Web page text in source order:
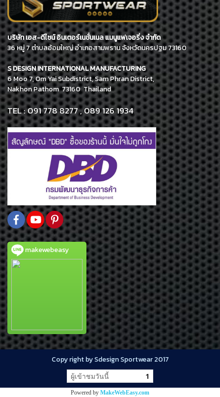
บริษัท เอส-ดีไซน์ อินเตอร์เนชั่นเนล แมนูแฟเจอริ่ง จำกัด
36 หมู่ 7 ตำบลอ้อมใหญ่ อำเภอสามพราน จังหวัดนครปฐม 73160
S DESIGN INTERNATIONAL MANUFACTURING
6 Moo 7, Om Yai Subdistrict, Sam Phran District,
Nakhon Pathom 73160 Thailand
TEL : 091 778 8277 , 089 126 1934
makewebeasy
Copy right by Sdesign Sportwear 2017
ผู้เข้าชมวันนี้ 1
Powered by MakeWebEasy.com